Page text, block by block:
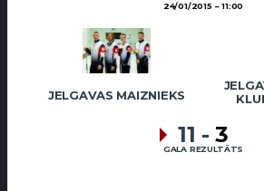
24/01/2015 11:00
JELGAVAS MAIZNIEKS
11 - 3
GALA REZULTĀTS